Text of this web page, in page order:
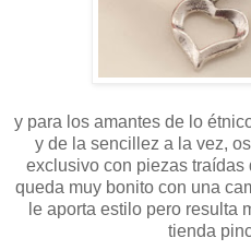
y para los amantes de lo
y de la sencillez a la vez,
exclusivo con piezas traídas
queda muy bonito con una
le aporta estilo pero resulta
tienda